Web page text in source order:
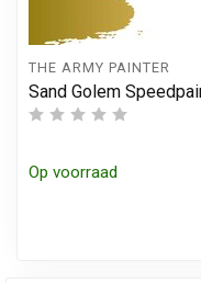
THE ARMY PAINTER
Sand Golem
Op voorraad